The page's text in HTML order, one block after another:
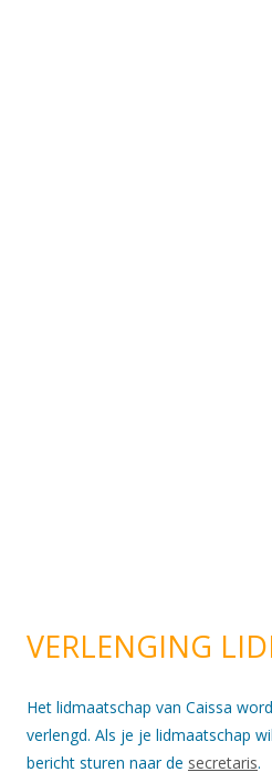
VERLENGING
Het lidmaatschap van Caissa
verlengd. Als je je lidmaatschap
bericht sturen naar de secretaris.